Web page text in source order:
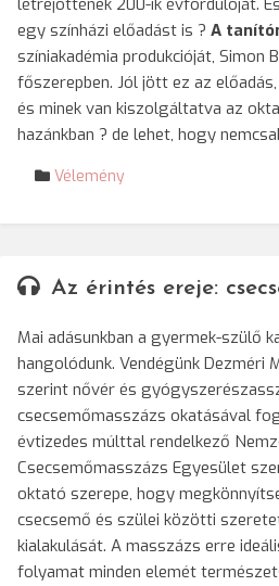
létrejöttének 200-ik évfordulóját.
egy színházi előadást is ? A
színiakadémia produkcióját, Simon
főszerepben. Jól jött ez az
és minek van kiszolgáltatva az
hazánkban ? de lehet, hogy
Vélemény
Az érintés ereje:
Mai adásunkban a gyermek-szülő
hangolódunk. Vendégünk Dezméri
szerint nővér és
csecsemőmasszázs okatásával
évtizedes múlttal rendelkező
Csecsemőmasszázs Egyesület
oktató szerepe, hogy
csecsemő és szülei közötti
kialakulását. A masszázs erre
folyamat minden elemét